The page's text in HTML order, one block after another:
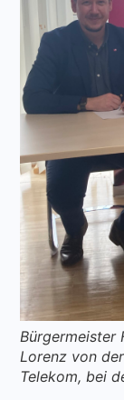
Bürgermeister
Lorenz von
Telekom, bei